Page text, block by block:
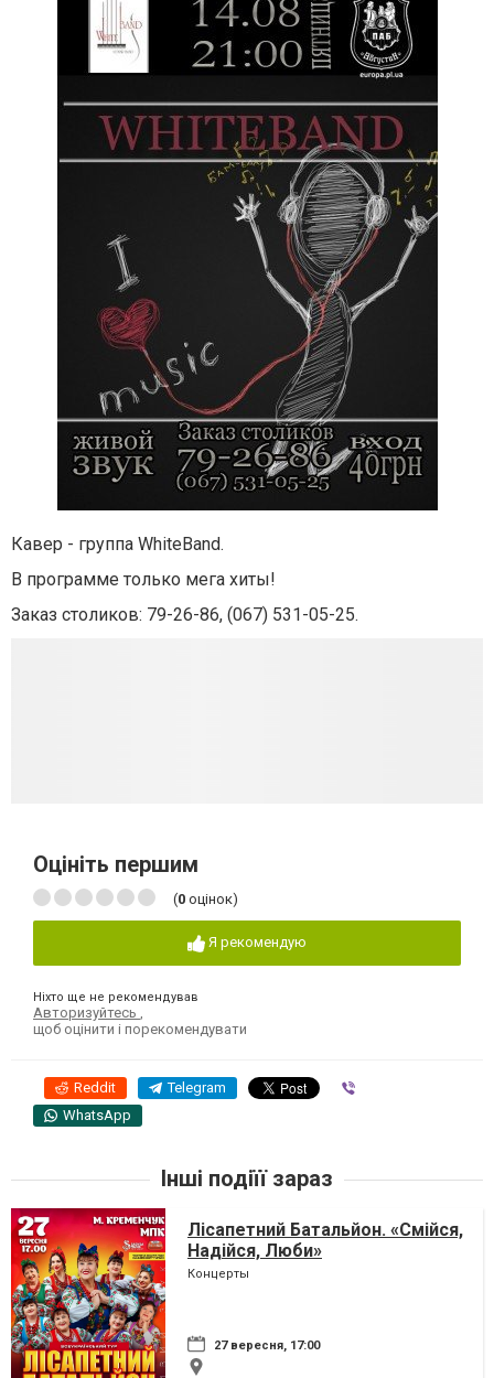
Кавер - группа WhiteBand.
В программе только мега хиты!
Заказ столиков: 79-26-86, (067) 531-05-25.
Оцініть першим
(0 оцінок)
Я рекомендую
Ніхто ще не рекомендував
Авторизуйтесь
щоб оцінити і порекомендувати
Reddit Telegram
WhatsApp
Інші подіїї зараз
Лісапетний Батальйон. «Смійся,
Надійся, Люби»
Концерты
27 вересня, 17:00